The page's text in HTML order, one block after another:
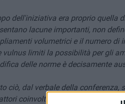
dell'iniziativa era proprio quella
lacune importanti, non
volumetrici e il numero di
vulnus limiti la possibilità per gli
delle norme è decisamente
ciò, dal verbale della
coinvolti (Arpa, ASL BT,